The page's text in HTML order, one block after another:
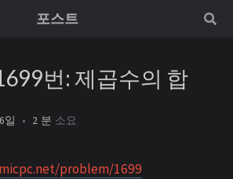
포스트
번: 제곱수의 합
일 2 분 소요
problem/1699